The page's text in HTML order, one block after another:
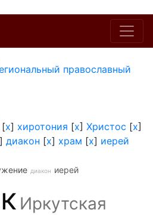
православный
[x] хиротония [x] Христос [x]
] диакон [x] храм [x] иерей
диакон иерей
Иркутская